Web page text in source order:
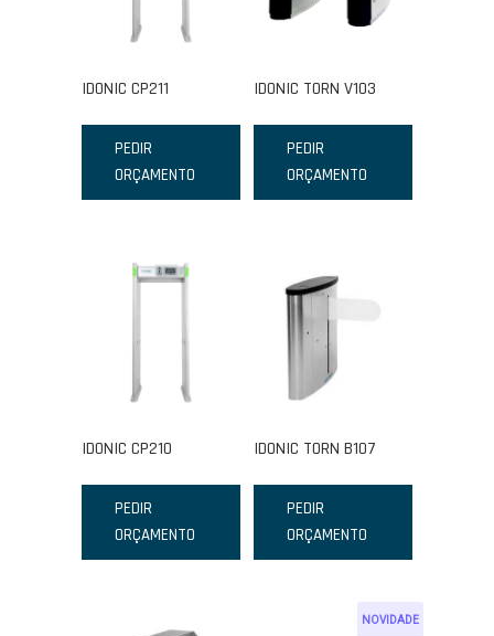
IDONIC CP211
PEDIR
ORÇAMENTO
IDONIC TORN V103
PEDIR
ORÇAMENTO
IDONIC CP210
PEDIR
ORÇAMENTO
IDONIC TORN B107
PEDIR
ORÇAMENTO
NOVIDADE